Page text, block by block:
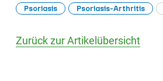
Psoriasis Psoriasis-Arthritis
Zurück zur Artikelübersicht